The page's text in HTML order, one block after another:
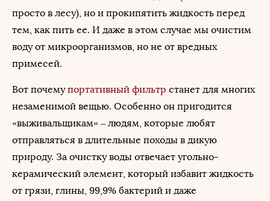
просто в лесу), но и прокипятить жидкость перед
тем, как пить ее. И даже в этом случае мы очистим
воду от микроорганизмов, но не от вредных
примесей.
Вот почемупортативный фильтр станет для многих
незаменимой вещью. Особенно он пригодится
«выживальщикам» – людям, которые любят
отправляться в длительные походы в дикую
природу. За очистку воды отвечает угольно-
керамический элемент, который избавит жидкость
от грязи, глины, 99,9% бактерий и даже